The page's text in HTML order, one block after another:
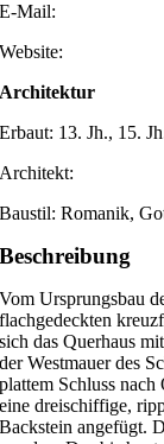
E-Mail:
Website:
Architektur
Erbaut: 13. Jh., 15.
Architekt:
Baustil: Romanik,
Beschreibung
Vom Ursprungsbau
flachgedeckten
sich das Querhaus
der Westmauer des
plattem Schluss
eine dreischiffige,
Backstein angefügt.